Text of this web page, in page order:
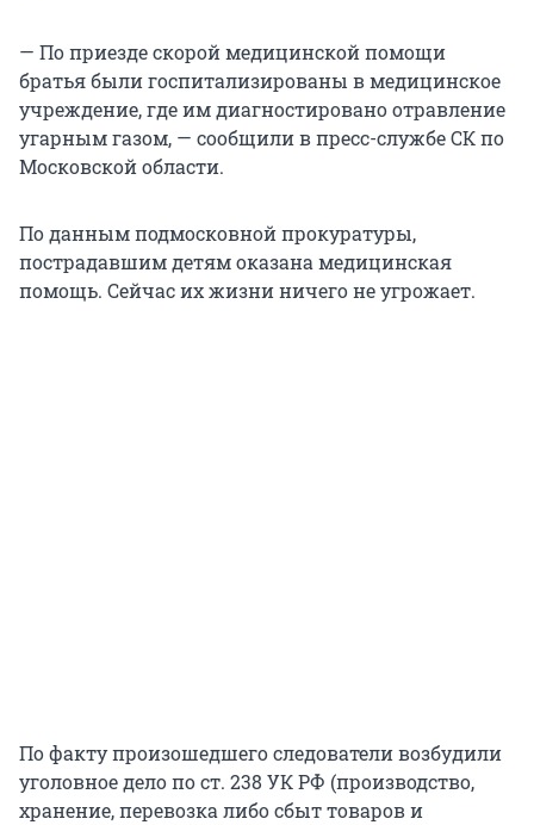
— По приезде скорой медицинской помощи
братья были госпитализированы в медицинское
учреждение, где им диагностировано отравление
угарным газом, — сообщили в пресс-службе СК по
Московской области.
По данным подмосковной прокуратуры,
пострадавшим детям оказана медицинская
помощь. Сейчас их жизни ничего не угрожает.
По факту произошедшего следователи возбудили
уголовное дело по ст. 238 УК РФ (производство,
хранение, перевозка либо сбыт товаров и